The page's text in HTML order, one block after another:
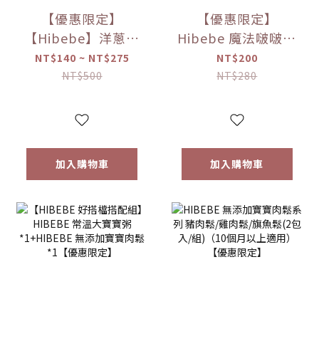
【優惠限定】
【Hibebe】洋蔥蘋
果魚湯250ml/包｜
2包/盒｜虱目魚湯
6m+｜常溫｜【優
NT$140 ~ NT$275
NT$500
加入購物車
【優惠限定】
Hibebe 魔法啵啵棒
牛奶/草莓/起司/藍
莓葡萄/芒果(150g/
NT$200
NT$280
加入購物車